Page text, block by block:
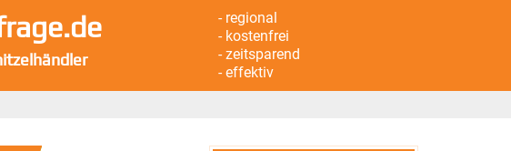
- regional
- kostenfrei
- zeitsparend
- effektiv